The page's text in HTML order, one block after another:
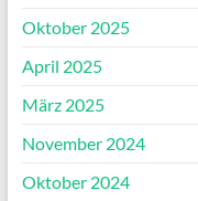
Oktober 2025
April 2025
März 2025
November 2024
Oktober 2024